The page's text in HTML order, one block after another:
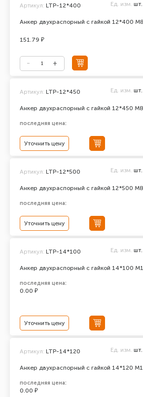
Анкер двухраспорный с гайкой 12*400 М8
Артикул: LTP-12*400 Ед. изм. шт.
151.79 ₽
Анкер двухраспорный с гайкой 12*450 М8
Артикул: LTP-12*450 Ед. изм. шт.
последняя цена:
Уточнить цену
Анкер двухраспорный с гайкой 12*500 М8
Артикул: LTP-12*500 Ед. изм. шт.
последняя цена:
Уточнить цену
Анкер двухраспорный с гайкой 14*100
Артикул: LTP-14*100 Ед. изм. шт.
последняя цена:
0.00 ₽
Уточнить цену
Анкер двухраспорный с гайкой 14*120
Артикул: LTP-14*120 Ед. изм. шт.
последняя цена:
0.00 ₽